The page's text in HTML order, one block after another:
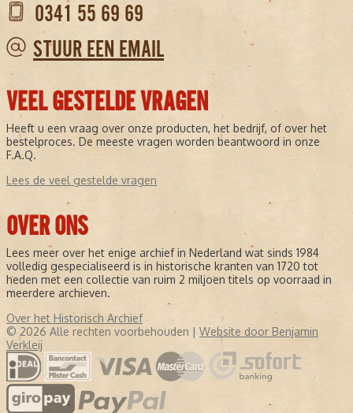
0341 55 69 69
STUUR EEN EMAIL
VEEL GESTELDE VRAGEN
Heeft u een vraag over onze producten, het bedrijf, of over het
bestelproces. De meeste vragen worden beantwoord in onze
F.A.Q.
Lees de veel gestelde vragen
OVER ONS
Lees meer over het enige archief in Nederland wat sinds 1984
volledig gespecialiseerd is in historische kranten van 1720 tot
heden met een collectie van ruim 2 miljoen titels op voorraad in
meerdere archieven.
Over het Historisch Archief
© 2026 Alle rechten voorbehouden | Website door Benjamin
Verkleij